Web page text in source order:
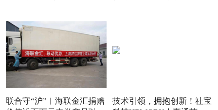
联合守“沪”︱海联金汇捐赠
技术引领，拥抱创新！社宝